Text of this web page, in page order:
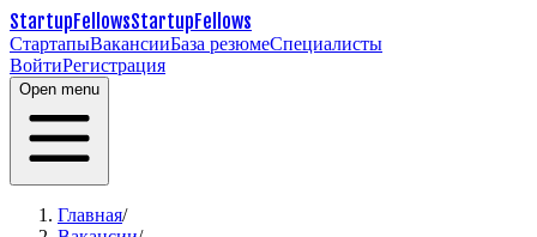
StartupFellowsStartupFellows
СтартапыВакансииБаза резюмеСпециалисты
ВойтиРегистрация
Open menu
Главная/